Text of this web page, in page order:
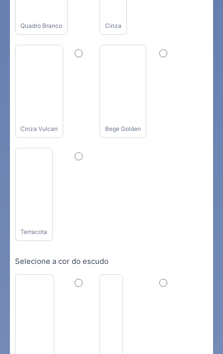
Quadro Branco Cinza
Cinza Vulcan Bege Golden
Terracota
Selecione a cor do escudo